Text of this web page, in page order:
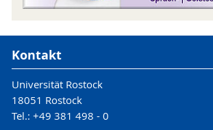
des Instituts für Philosophie frei
Veranstaltungen, in denen die
Weitergabe der Ergebnisse des
wird (Vermittlungskompetenz),
Veranstaltungen zu Themen, die
Erst- und Zweitfachs hinausgehen
(Interdisziplinäre Studien).
►3. Änderungssatzung (2024)→
amtliche Lesefassung
►Neufassung (2015)
►1. Änderungssatzung (2017)
Kontakt
Universität Rostock
18051 Rostock
Tel.: +49 381 498 - 0